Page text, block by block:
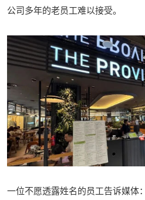
公司多年的老员工难以接受。
一位不愿透露姓名的员工告诉媒体